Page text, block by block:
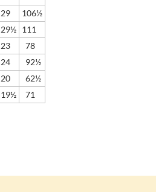
29
106½
29½ 111
23
78
24
92½
20
62½
19½ 71